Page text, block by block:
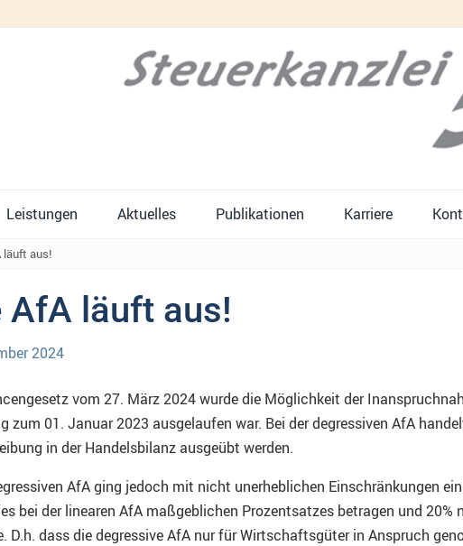
Leistungen Aktuelles Publikationen Karriere
läuft aus!
AfA läuft aus!
2024
vom 27. März 2024 wurde die Möglichkeit der
zum 01. Januar 2023 ausgelaufen war. Bei der degressiven AfA
in der Handelsbilanz ausgeübt werden.
AfA ging jedoch mit nicht unerheblichen Einschränkungen
bei der linearen AfA maßgeblichen Prozentsatzes betragen und
D.h. dass die degressive AfA nur für Wirtschaftsgüter in Anspruch